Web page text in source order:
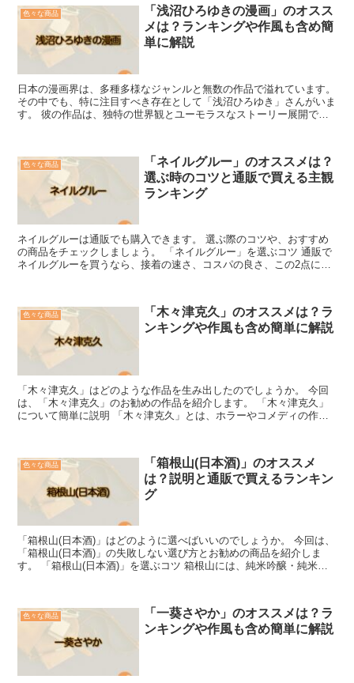
色々な商品
「浅沼ひろゆきの漫画」のオスス
メは？ランキングや作風も含め簡
単に解説
日本の漫画界は、多種多様なジャンルと無数の作品で溢れています。
その中でも、特に注目すべき存在として「浅沼ひろゆき」さんがいま
す。 彼の作品は、独特の世界観とユーモラスなストーリー展開で、
色々な商品
「ネイルグルー」のオススメは？
選ぶ時のコツと通販で買える主観
ランキング
ネイルグルーは通販でも購入できます。 選ぶ際のコツや、おすすめ
の商品をチェックしましょう。 「ネイルグルー」を選ぶコツ 通販で
ネイルグルーを買うなら、接着の速さ、コスパの良さ、この2点に着
色々な商品
「木々津克久」のオススメは？ラ
ンキングや作風も含め簡単に解説
「木々津克久」はどのような作品を生み出したのでしょうか。 今回
は、「木々津克久」のお勧めの作品を紹介します。 「木々津克久」
について簡単に説明 「木々津克久」とは、ホラーやコメディの作品
色々な商品
「箱根山(日本酒)」のオススメ
は？説明と通販で買えるランキン
グ
「箱根山(日本酒)」はどのように選べばいいのでしょうか。 今回は、
「箱根山(日本酒)」の失敗しない選び方とお勧めの商品を紹介しま
す。 「箱根山(日本酒)」を選ぶコツ 箱根山には、純米吟醸・純米大
色々な商品
「一葵さやか」のオススメは？ラ
ンキングや作風も含め簡単に解説